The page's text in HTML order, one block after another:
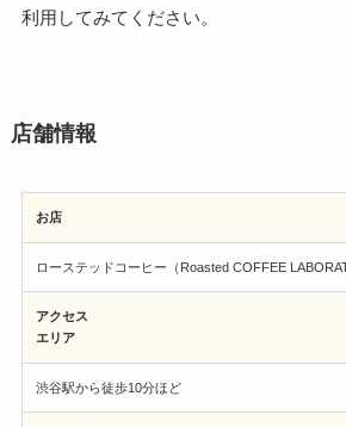
利用してみてください。
店舗情報
お店
ローステッドコーヒー（Roasted COFFEE
アクセス
エリア
渋谷駅から徒歩10分ほど